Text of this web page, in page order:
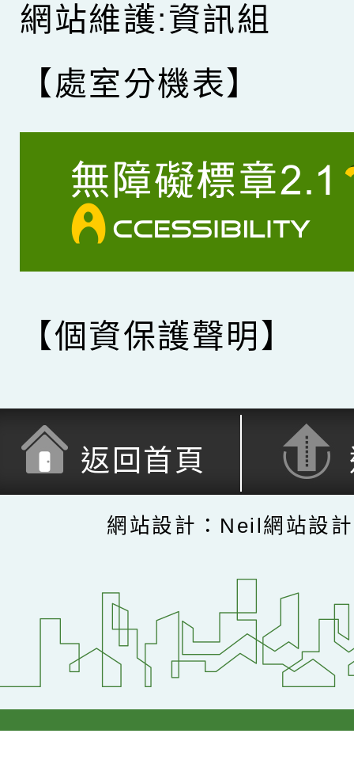
網站維護:資訊組
【處室分機表】
【個資保護聲明】
返回首頁
網站設計：Neil網站設